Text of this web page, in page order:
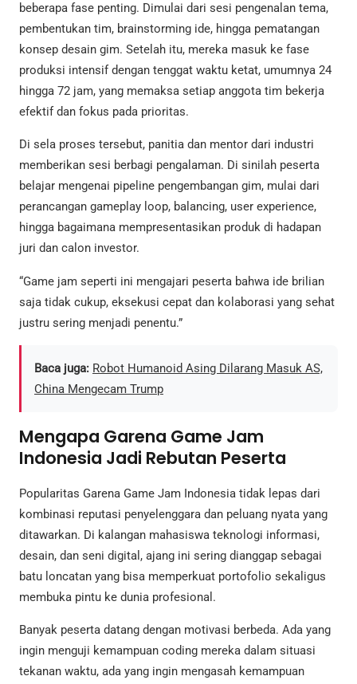
beberapa fase penting. Dimulai dari sesi pengenalan tema,
pembentukan tim, brainstorming ide, hingga pematangan
konsep desain gim. Setelah itu, mereka masuk ke fase
produksi intensif dengan tenggat waktu ketat, umumnya 24
hingga 72 jam, yang memaksa setiap anggota tim bekerja
efektif dan fokus pada prioritas.
Di sela proses tersebut, panitia dan mentor dari industri
memberikan sesi berbagi pengalaman. Di sinilah peserta
belajar mengenai pipeline pengembangan gim, mulai dari
perancangan gameplay loop, balancing, user experience,
hingga bagaimana mempresentasikan produk di hadapan
juri dan calon investor.
“Game jam seperti ini mengajari peserta bahwa ide brilian
saja tidak cukup, eksekusi cepat dan kolaborasi yang sehat
justru sering menjadi penentu.”
Baca juga: Robot Humanoid Asing Dilarang Masuk AS,
China Mengecam Trump
Mengapa Garena Game Jam
Indonesia Jadi Rebutan Peserta
Popularitas Garena Game Jam Indonesia tidak lepas dari
kombinasi reputasi penyelenggara dan peluang nyata yang
ditawarkan. Di kalangan mahasiswa teknologi informasi,
desain, dan seni digital, ajang ini sering dianggap sebagai
batu loncatan yang bisa memperkuat portofolio sekaligus
membuka pintu ke dunia profesional.
Banyak peserta datang dengan motivasi berbeda. Ada yang
ingin menguji kemampuan coding mereka dalam situasi
tekanan waktu, ada yang ingin mengasah kemampuan